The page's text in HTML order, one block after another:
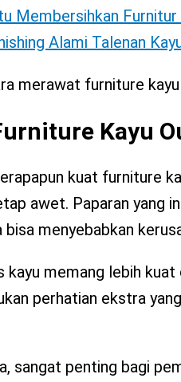
Membersihkan
Alami Talenan
merawat furniture
Kayu
kuat furniture
awet. Paparan yang
bisa menyebabkan
kayu memang lebih
perhatian ekstra
sangat penting bagi